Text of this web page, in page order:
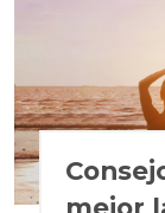
mejor